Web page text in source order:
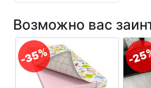
Возможно вас
-35% -